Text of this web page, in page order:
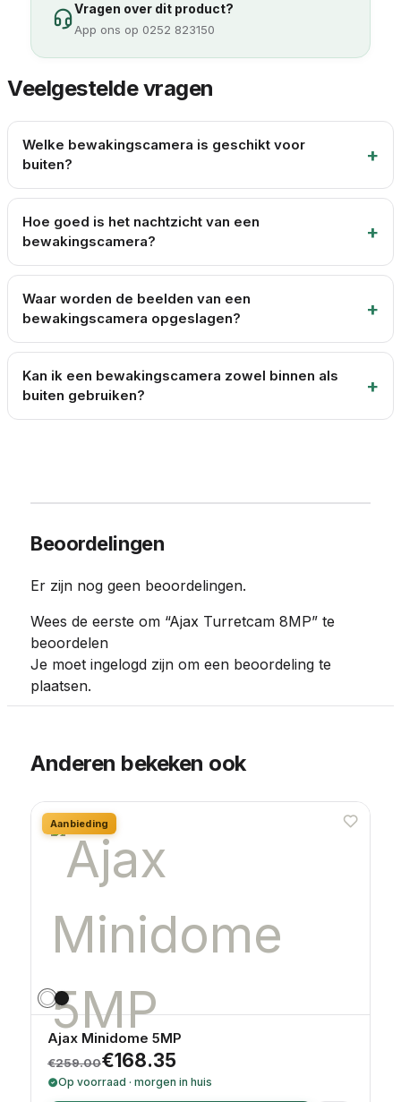
Vragen over dit product?
App ons op 0252 823150
Veelgestelde vragen
Welke bewakingscamera is geschikt voor
buiten?
Hoe goed is het nachtzicht van een
bewakingscamera?
Waar worden de beelden van een
bewakingscamera opgeslagen?
Kan ik een bewakingscamera zowel binnen als
buiten gebruiken?
Beoordelingen
Er zijn nog geen beoordelingen.
Wees de eerste om “Ajax Turretcam 8MP” te
beoordelen
Je moet ingelogd zijn om een beoordeling te
plaatsen.
Anderen bekeken ook
Aanbieding
Ajax Minidome 5MP
€259.00
Oorspronkelijke prijs was: €259.00.
€168.35
Huidige prijs is: €168.35.
Op voorraad · morgen in huis